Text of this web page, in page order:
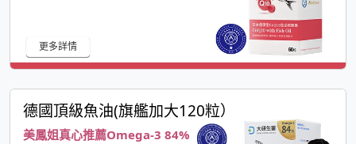
更多詳情
德國頂級魚油(旗艦加大120粒）
美鳳姐真心推薦Omega-3 84%